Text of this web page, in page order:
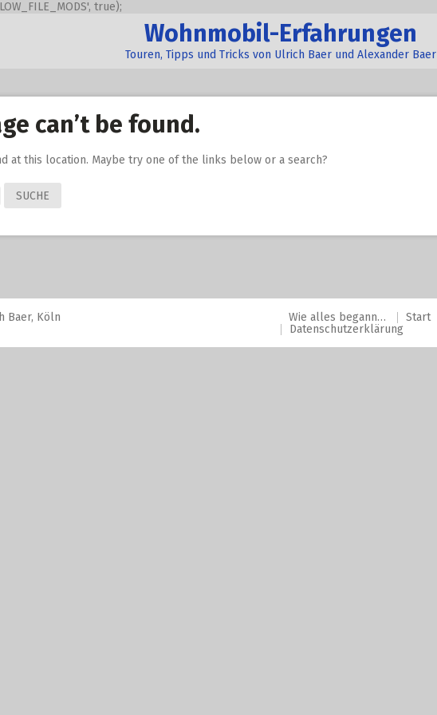
true);
Wohnmobil-Erfahrungen
Touren, Tipps und Tricks von Ulrich Baer und Alexander Baer
can’t be found.
at this location. Maybe try one of the links below or a search?
Baer, Köln Wie alles begann… Start
Datenschutzerklärung